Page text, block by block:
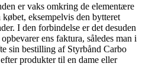
er vaks omkring de elementære
eksempelvis den bytteret
I den forbindelse er det desuden
ens faktura, således man i
sin bestilling af Styrbånd Carbo
produkter til en dame eller